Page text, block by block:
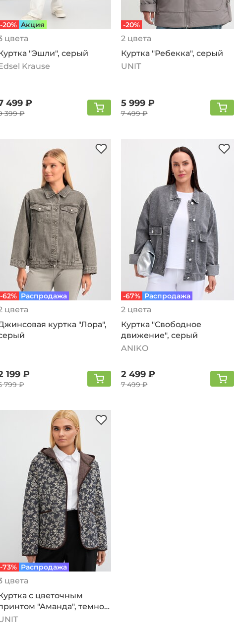
-20% Aкция
цвета
"Эшли", серый
Krause
499 ₽
399 ₽
-20%
2 цвета
Куртка "Ребекка", серый
UNIT
5 999 ₽
7 499 ₽
-62% Распродажа
цвета
куртка "Лора",
199 ₽
799 ₽
-67% Распродажа
2 цвета
Куртка "Свободное
движение", серый
ANIKO
2 499 ₽
7 499 ₽
-73% Распродажа
цвета
с цветочным
"Аманда", темно-